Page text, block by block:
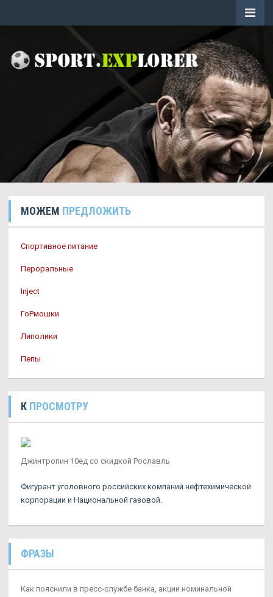
МОЖЕМ ПРЕДЛОЖИТЬ
Спортивное питание
Пероральные
Inject
ГоРмошки
Липолики
Пепы
К ПРОСМОТРУ
Джинтропин 10ед со скидкой Рославль
Фигурант уголовного российских компаний нефтехимической
корпорации и Национальной газовой.
ФРАЗЫ
Как пояснили в пресс-службе банка, акции номинальной